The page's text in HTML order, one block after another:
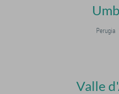
Perugia
Valle